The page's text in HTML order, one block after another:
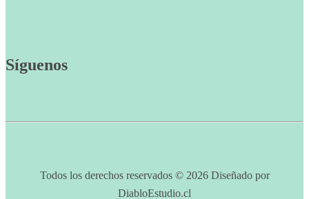
Síguenos
Todos los derechos reservados © 2026 Diseñado por
DiabloEstudio.cl